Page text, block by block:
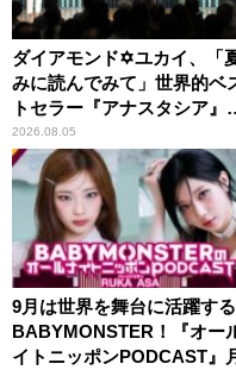
ダイアモンド✡ユカイ、「
みに読んでみて」世界的ベ
トセラー『アナスタシア』
紹介
2026.08.05
9月は世界を舞台に活躍する
BABYMONSTER！『オー
イトニッポンPODCAST』